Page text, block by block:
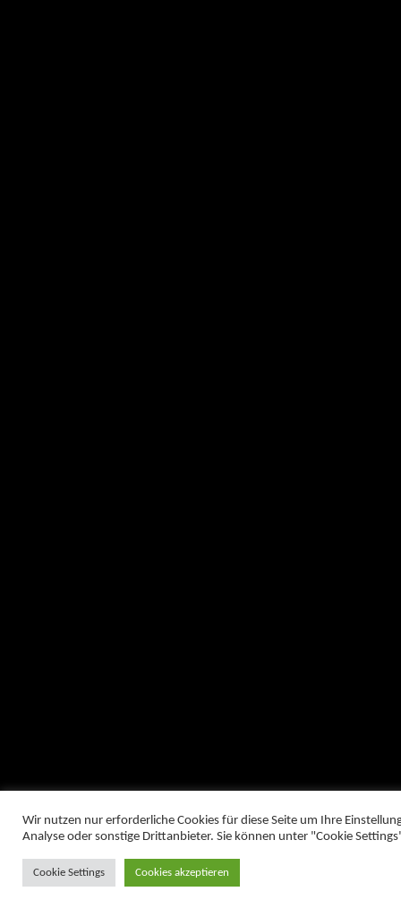
Wir nutzen nur erforderliche Cookies für diese Seite um Ihre
Analyse oder sonstige Drittanbieter. Sie können unter "Cookie
Cookie Settings Cookies akzeptieren